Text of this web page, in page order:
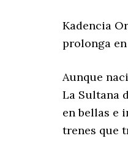
Kadencia
prolonga
Aunque
La Sultana
en bellas e
trenes que